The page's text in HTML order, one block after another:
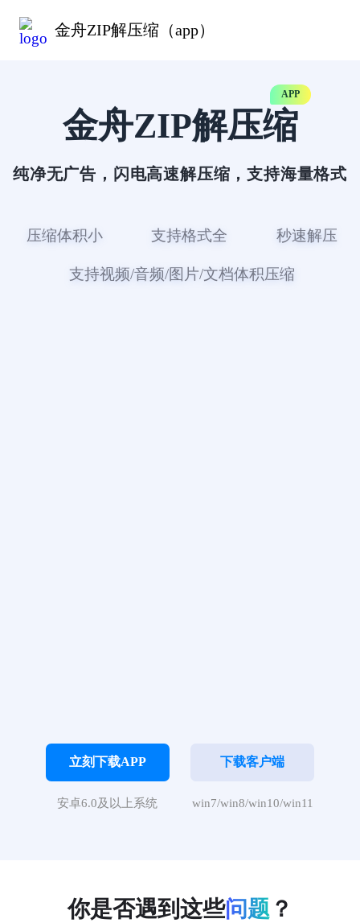
金舟ZIP解压缩（app）
金舟ZIP解压缩
APP
纯净无广告，闪电高速解压缩，支持海量格式
压缩体积小 支持格式全 秒速解压
支持视频/音频/图片/文档体积压缩
立刻下载APP
安卓6.0及以上系统
下载客户端
win7/win8/win10/win11
你是否遇到这些问题 ？